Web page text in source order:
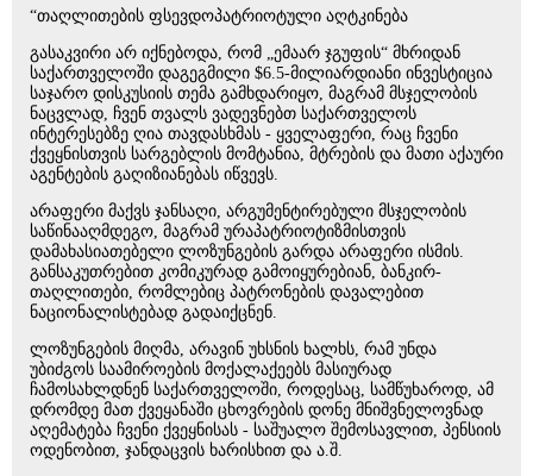
“თაღლითების ფსევდოპატრიოტული აღტკინება
გასაკვირი არ იქნებოდა, რომ „ემაარ ჯგუფის“ მხრიდან
საქართველოში დაგეგმილი $6.5-მილიარდიანი ინვესტიცია
საჯარო დისკუსიის თემა გამხდარიყო, მაგრამ მსჯელობის
ნაცვლად, ჩვენ თვალს ვადევნებთ საქართველოს
ინტერესებზე ღია თავდასხმას - ყველაფერი, რაც ჩვენი
ქვეყნისთვის სარგებლის მომტანია, მტრების და მათი აქაური
აგენტების გაღიზიანებას იწვევს.
არაფერი მაქვს ჯანსაღი, არგუმენტირებული მსჯელობის
საწინააღმდეგო, მაგრამ ურაპატრიოტიზმისთვის
დამახასიათებელი ლოზუნგების გარდა არაფერი ისმის.
განსაკუთრებით კომიკურად გამოიყურებიან, ბანკირ-
თაღლითები, რომლებიც პატრონების დავალებით
ნაციონალისტებად გადაიქცნენ.
ლოზუნგების მიღმა, არავინ უხსნის ხალხს, რამ უნდა
უბიძგოს საამიროების მოქალაქეებს მასიურად
ჩამოსახლდნენ საქართველოში, როდესაც, სამწუხაროდ, ამ
დრომდე მათ ქვეყანაში ცხოვრების დონე მნიშვნელოვნად
აღემატება ჩვენი ქვეყნისას - საშუალო შემოსავლით, პენსიის
ოდენობით, ჯანდაცვის ხარისხით და ა.შ.